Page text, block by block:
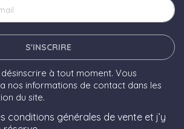
S'INSCRIRE
à tout moment. Vous
nos informations de contact dans les
du site.
conditions générales de vente et j’y